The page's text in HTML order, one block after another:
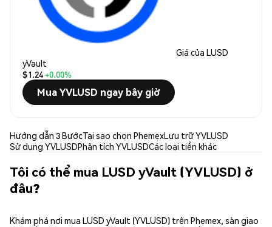
Giá của LUSD
yVault
$1.24+0.00%
Mua YVLUSD ngay bây giờ
Hướng dẫn 3 BướcTại sao chọn PhemexLưu trữ YVLUSD
Sử dụng YVLUSDPhân tích YVLUSDCác loại tiền khác
Tôi có thể mua LUSD yVault (YVLUSD) ở
đâu?
Khám phá nơi mua LUSD yVault (YVLUSD) trên Phemex, sàn giao